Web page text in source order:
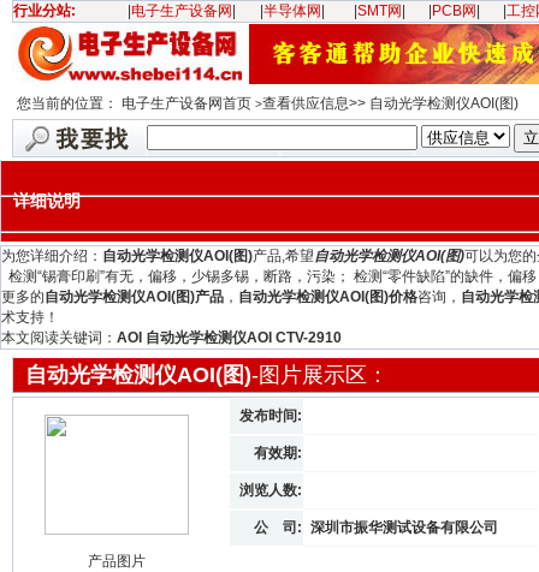
行业分站: 电子生产设备网 半导体网 SMT网 PCB网 工控
您当前的位置： 电子生产设备网首页 >查看供应信息>> 自动光学检测仪AOI(图)
详细说明
为您详细介绍： 自动光学检测仪AOI(图)产品,希望自动光学检测仪AOI(图)可以为您
检测“锡膏印刷”有无，偏移，少锡多锡，断路，污染； 检测“零件缺陷”的缺件，
更多的自动光学检测仪AOI(图)产品 ， 自动光学检测仪AOI(图)价格咨询， 自动光学检
术支持！
本文阅读关键词： AOI 自动光学检测仪AOI CTV-2910
自动光学检测仪AOI(图)-图片展示区：
产品图片
发布时间:
有效期:
浏览人数:
公 司: 深圳市振华测试设备有限公司